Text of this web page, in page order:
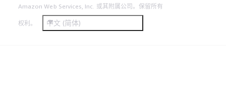
Amazon Web Services, Inc. 或其附属公司。保留所有
权利。 中文 (简体)